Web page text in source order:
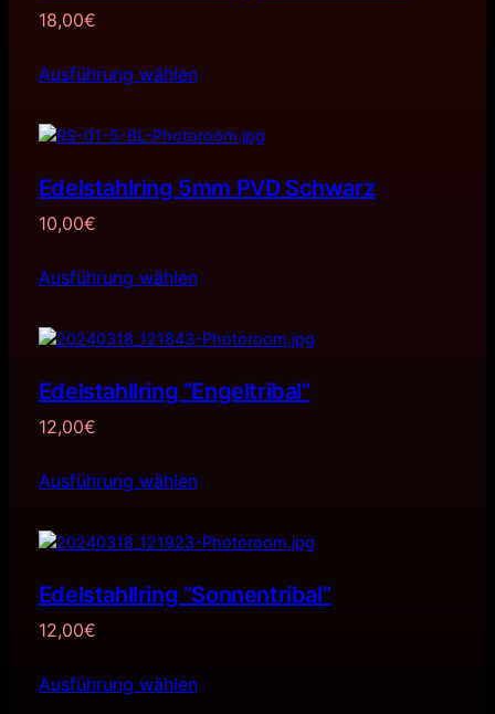
18,00€
Ausführung wählen
Edelstahlring 5mm PVD Schwarz
10,00€
Ausführung wählen
Edelstahllring ”Engeltribal”
12,00€
Ausführung wählen
Edelstahllring ”Sonnentribal”
12,00€
Ausführung wählen